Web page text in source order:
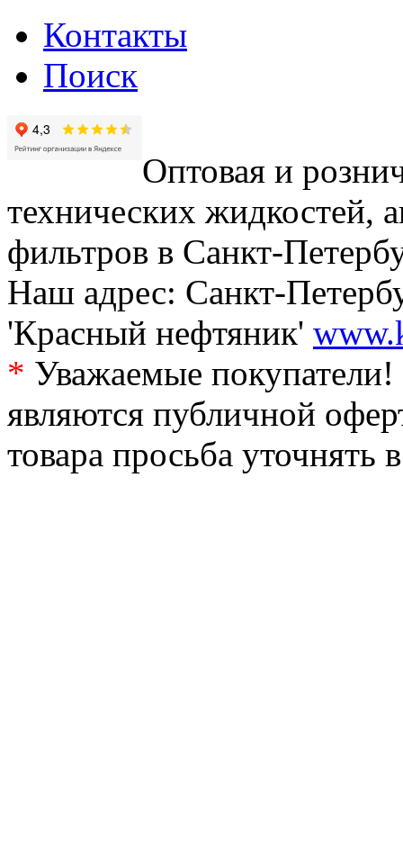
Контакты
Поиск
Оптовая и
технических жидкостей,
фильтров в Санкт-
Наш адрес: Санкт-
'Красный нефтяник'
* Уважаемые
являются публичной
товара просьба уточнять